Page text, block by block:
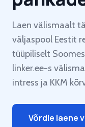
Laen välismaalt
väljaspool Eestit
tüüpiliselt
linker.ee-s
intress ja KKM
Võrdle laene